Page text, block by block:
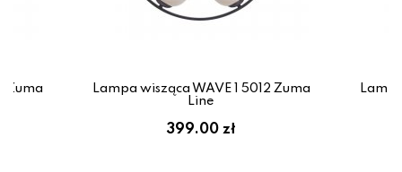
Zuma
Lampa wisząca WAVE 1 5012 Zuma
Line
399.00 zł